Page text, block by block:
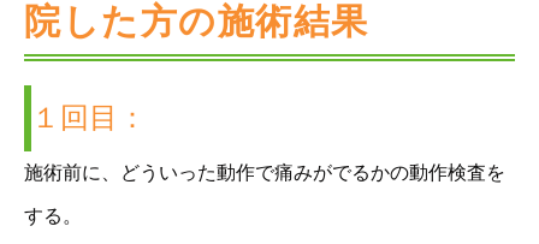
院した方の施術結果
１回目：
施術前に、どういった動作で痛みがでるかの動作検査を
する。